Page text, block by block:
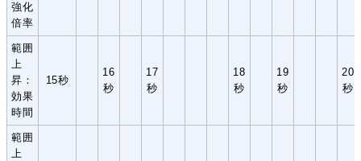
強化
倍率
範囲
上
昇：
効果
時間
15秒
16
秒
17
秒
18
秒
19
秒
20
秒
範囲
上